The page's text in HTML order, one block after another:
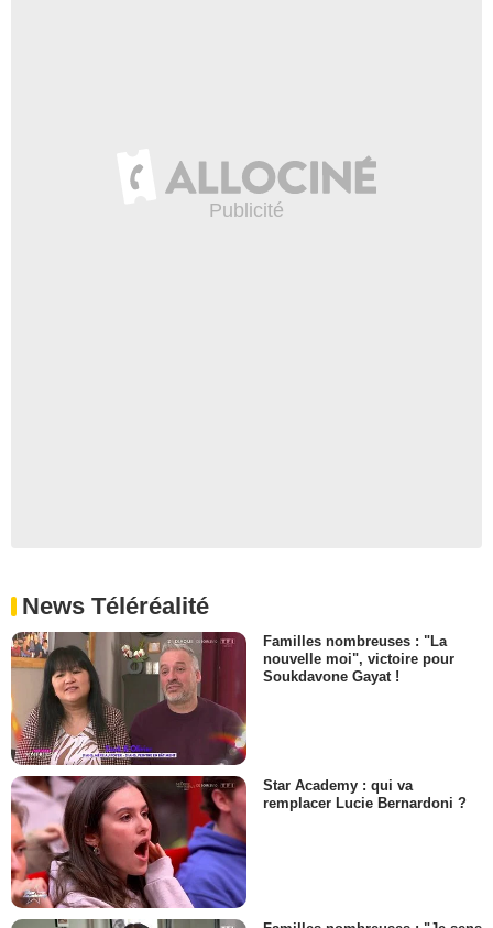
News Téléréalité
Familles nombreuses : "La
nouvelle moi", victoire pour
Soukdavone Gayat !
Star Academy : qui va
remplacer Lucie Bernardoni ?